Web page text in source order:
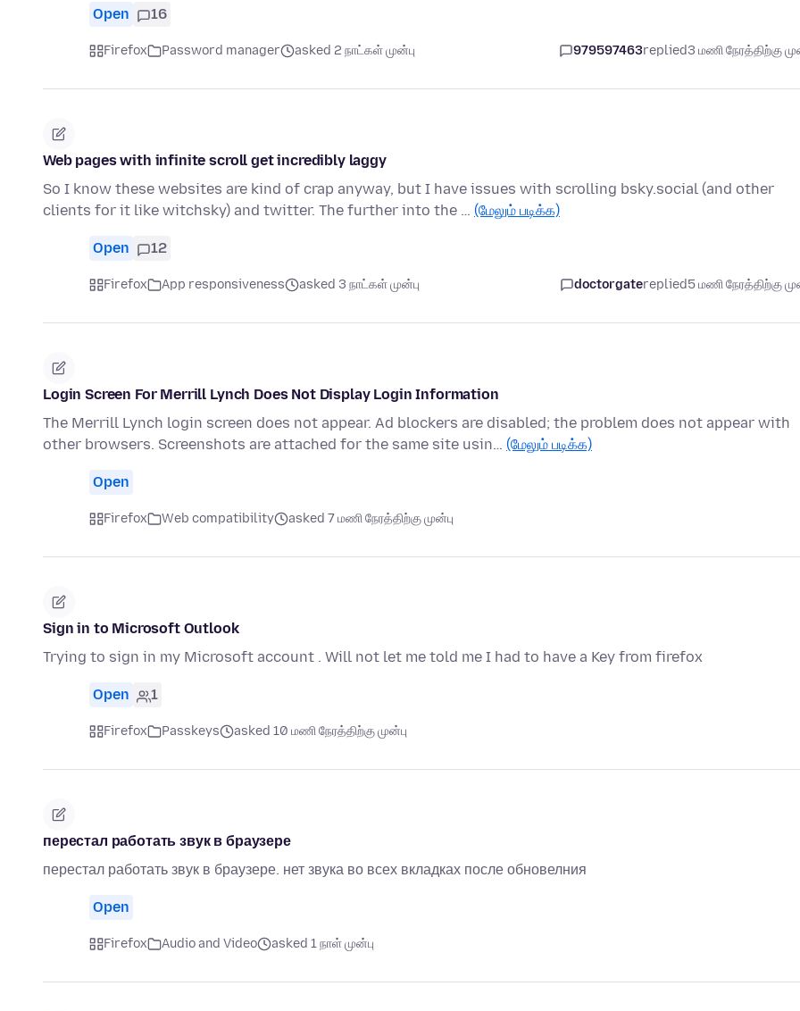
Open 16
Firefox Password manager asked 2 நாட்கள் முன்பு 979597463replied3 மணி நேரத்திற்கு
Web pages with infinite scroll get incredibly laggy
So I know these websites are kind of crap anyway, but I have issues with scrolling bsky.social (and other
clients for it like witchsky) and twitter. The further into the … (மேலும் படிக்க)
Open 12
Firefox App responsiveness asked 3 நாட்கள் முன்பு doctorgatereplied5 மணி நேரத்திற்கு
Login Screen For Merrill Lynch Does Not Display Login Information
The Merrill Lynch login screen does not appear. Ad blockers are disabled; the problem does not appear with
other browsers. Screenshots are attached for the same site usin… (மேலும் படிக்க)
Open
Firefox Web compatibility asked 7 மணி நேரத்திற்கு முன்பு
Sign in to Microsoft Outlook
Trying to sign in my Microsoft account . Will not let me told me I had to have a Key from firefox
Open 1
Firefox Passkeys asked 10 மணி நேரத்திற்கு முன்பு
перестал работать звук в браузере
перестал работать звук в браузере. нет звука во всех вкладках после обновелния
Open
Firefox Audio and Video asked 1 நாள் முன்பு